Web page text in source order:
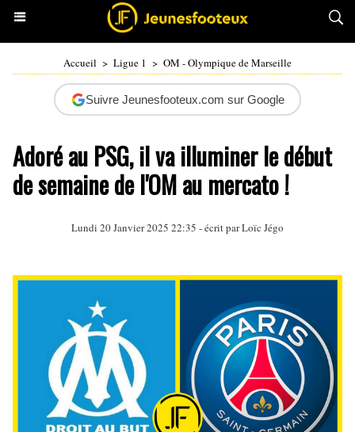
Accueil > Ligue 1 > OM - Olympique de Marseille
Suivre Jeunesfooteux.com sur Google
Adoré au PSG, il va illuminer le début
de semaine de l'OM au mercato !
Lundi 20 Janvier 2025 22:35 - écrit parLoïc Jégo